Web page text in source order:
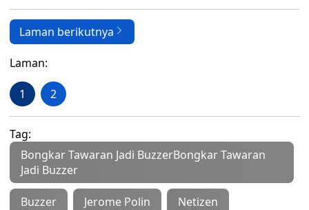
Laman berikutnya
Laman:
1 2
Tag:
Bongkar Tawaran Jadi BuzzerBongkar Tawaran
Jadi Buzzer
Buzzer Jerome Polin Netizen